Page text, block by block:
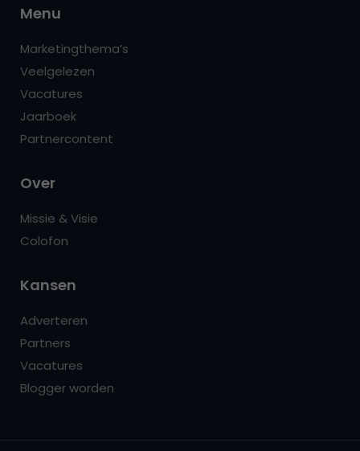
Menu
Marketingthema’s
Veelgelezen
Vacatures
Jaarboek
Partnercontent
Over
Missie & Visie
Colofon
Kansen
Adverteren
Partners
Vacatures
Blogger worden